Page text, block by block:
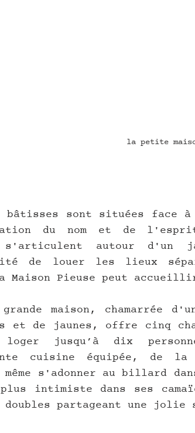
la petite
bâtisses sont situées
du nom et de
s'articulent autour d'un
de louer les lieux
Pieuse peut
maison, chamarrée
et de jaunes, offre cinq
loger jusqu’à dix
cuisine équipée, de
même s'adonner au billard
intimiste dans ses
doubles partageant une